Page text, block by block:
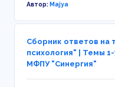
Автор:Majya
Сборник ответов на
психология" | Темы
МФПУ "Синергия"